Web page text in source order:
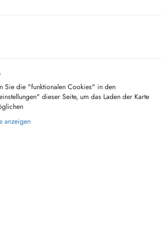
Sie die "funktionalen Cookies" in den
dieser Seite, um das Laden der Karte
anzeigen